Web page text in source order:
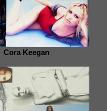
Cora Keegan